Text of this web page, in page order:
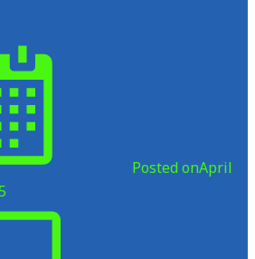
Posted onApril